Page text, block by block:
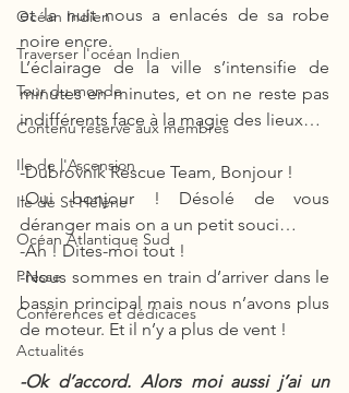
Océan Indien
Traverser l'océan Indien
Tour du monde
Contenu réservé aux membres
Ile de l'Ascension
Ile de St Hélène
Océan Atlantique Sud
Presse
Conférences et dédicaces
Actualités
et la nuit nous a enlacés de sa robe
noire encre.
L’éclairage de la ville s’intensifie de
minutes en minutes, et on ne reste pas
indifférents face à la magie des lieux…
-Dubrovnik Rescue Team, Bonjour !
-Oui bonjour ! Désolé de vous
déranger mais on a un petit souci…
-Ah ! Dites-moi tout !
-Nous sommes en train d’arriver dans le
bassin principal mais nous n’avons plus
de moteur. Et il n’y a plus de vent !
-Ok d’accord. Alors moi aussi j’ai un